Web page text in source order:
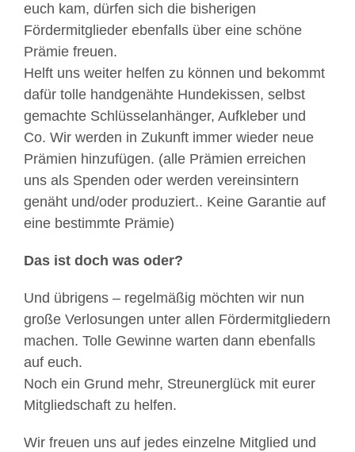
euch kam, dürfen sich die bisherigen
Fördermitglieder ebenfalls über eine schöne
Prämie freuen.
Helft uns weiter helfen zu können und bekommt
dafür tolle handgenähte Hundekissen, selbst
gemachte Schlüsselanhänger, Aufkleber und
Co. Wir werden in Zukunft immer wieder neue
Prämien hinzufügen. (alle Prämien erreichen
uns als Spenden oder werden vereinsintern
genäht und/oder produziert.. Keine Garantie auf
eine bestimmte Prämie)
Das ist doch was oder?
Und übrigens – regelmäßig möchten wir nun
große Verlosungen unter allen Fördermitgliedern
machen. Tolle Gewinne warten dann ebenfalls
auf euch.
Noch ein Grund mehr, Streunerglück mit eurer
Mitgliedschaft zu helfen.
Wir freuen uns auf jedes einzelne Mitglied und